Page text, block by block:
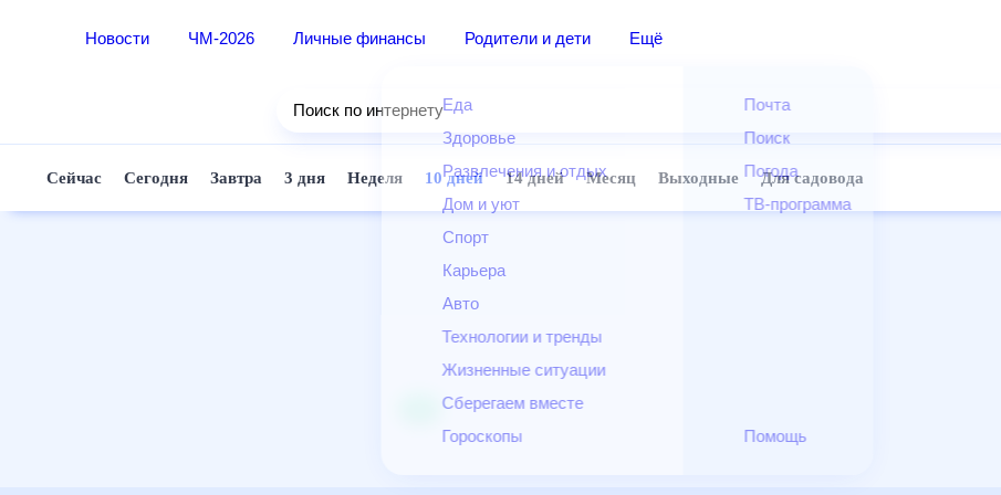
Новости ЧМ-2026 Личные финансы Родители и дети Ещё
Еда
Здоровье
Развлечения и отдых
Дом и уют
Спорт
Карьера
Авто
Технологии и тренды
Жизненные ситуации
Сберегаем вместе
Гороскопы
Почта
Поиск
Погода
ТВ-программа
Помощь
Поиск по интернету
Сейчас Сегодня Завтра 3 дня Неделя 10 дней 14 дней Месяц Выходные Для садовода